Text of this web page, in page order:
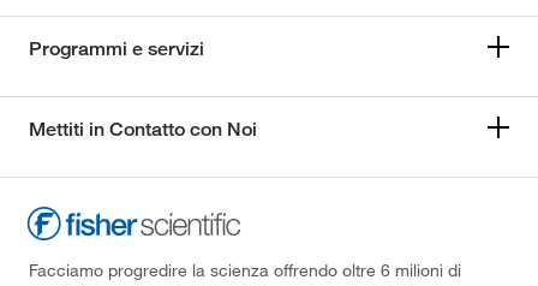
Programmi e servizi
Mettiti in Contatto con Noi
Facciamo progredire la scienza offrendo oltre 6 milioni di